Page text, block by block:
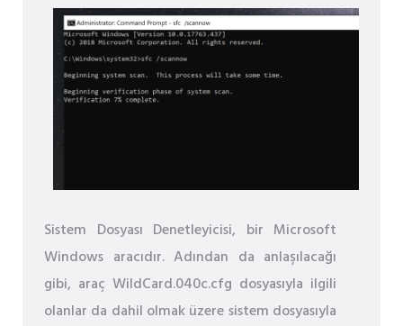
Sistem Dosyası Denetleyicisi, bir Microsoft
Windows aracıdır. Adından da anlaşılacağı
gibi, araç WildCard.040c.cfg dosyasıyla ilgili
olanlar da dahil olmak üzere sistem dosyasıyla